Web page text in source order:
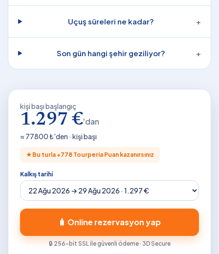
Uçuş süreleri ne kadar? +
Son gün hangi şehir geziliyor? +
kişi başı başlangıç
1.297 €'dan
≈ 77800₺'den · kişi başı
★ Bu turla +778 Tourperia Puan kazanırsınız
Kalkış tarihi
🧳 Online rezervasyon yap
🔒 256-bit SSL ile güvenli ödeme · 3D Secure